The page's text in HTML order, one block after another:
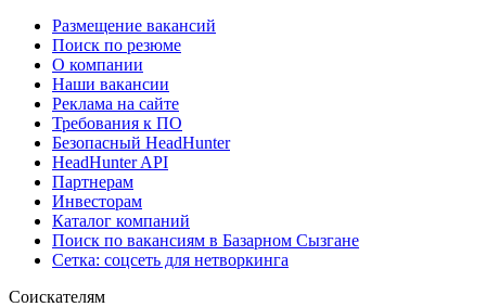
Размещение вакансий
Поиск по резюме
О компании
Наши вакансии
Реклама на сайте
Требования к ПО
Безопасный HeadHunter
HeadHunter API
Партнерам
Инвесторам
Каталог компаний
Поиск по вакансиям в Базарном Сызгане
Сетка: соцсеть для нетворкинга
Соискателям